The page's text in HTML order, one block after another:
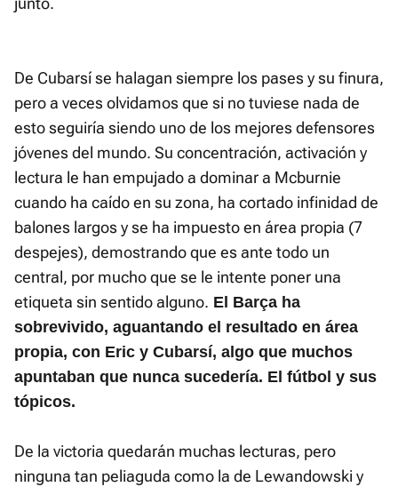
De Cubarsí se halagan siempre los pases y su finura,
pero a veces olvidamos que si no tuviese nada de
esto seguiría siendo uno de los mejores defensores
jóvenes del mundo. Su concentración, activación y
lectura le han empujado a dominar a Mcburnie
cuando ha caído en su zona, ha cortado infinidad de
balones largos y se ha impuesto en área propia (7
despejes), demostrando que es ante todo un
central, por mucho que se le intente poner una
etiqueta sin sentido alguno. El Barça ha
sobrevivido, aguantando el resultado en área
propia, con Eric y Cubarsí, algo que muchos
apuntaban que nunca sucedería. El fútbol y sus
tópicos.
De la victoria quedarán muchas lecturas, pero
ninguna tan peliaguda como la de Lewandowski y